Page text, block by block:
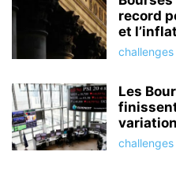
record
et
challenges
Les
challenges